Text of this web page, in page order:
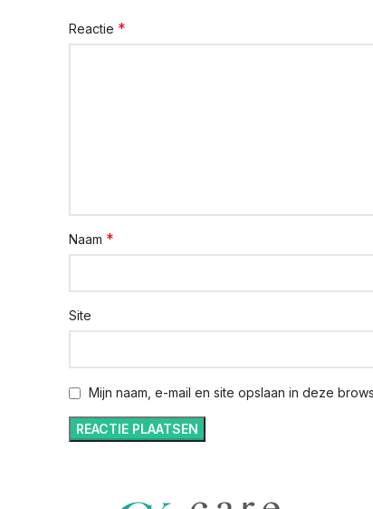
Reactie *
Naam *
Site
Mijn naam, e-mail en site opslaan in deze